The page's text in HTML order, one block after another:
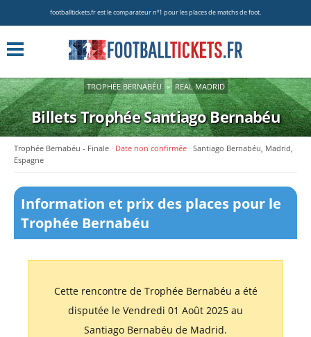
footballtickets.fr est le comparateur nº1 pour les places de matchs de foot.
TROPHÉE BERNABÉU » REAL MADRID
Billets Trophée Santiago Bernabéu
Trophée Bernabéu - Finale Date non confirmée
Santiago Bernabéu, Madrid,
Espagne
Information et prix des places pour le
Trophée Bernabéu
Cette rencontre de Trophée Bernabéu a été
disputée le Vendredi 01 Août 2025 au
Santiago Bernabéu de Madrid.